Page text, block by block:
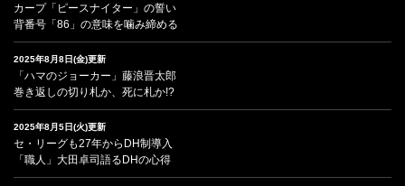
カープ「ピースナイター」の誓い
背番号「86」の意味を噛み締める
2025年8月8日(金)更新
「ハマのジョーカー」藤浪晋太郎
巻き返しの切り札か、死に札か!?
2025年8月5日(火)更新
セ・リーグも27年からDH制導入
「職人」大田卓司語るDHの心得